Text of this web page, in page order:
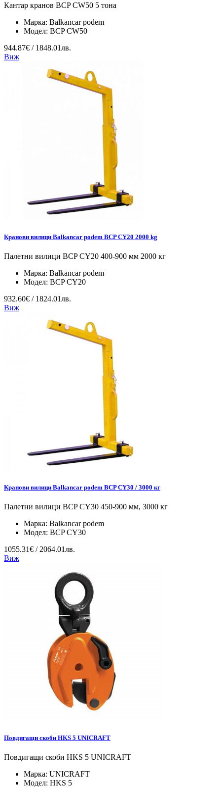
Кантар кранов BCP CW50 5 тона
Марка: Balkancar podem
Модел: BCP CW50
944.87€ / 1848.01лв.
Виж
Кранови вилици Balkancar podem BCP CY20 2000 kg
Палетни вилици BCP CY20 400-900 мм 2000 кг
Марка: Balkancar podem
Модел: BCP CY20
932.60€ / 1824.01лв.
Виж
Кранови вилици Balkancar podem BCP CY30 / 3000 кг
Палетни вилици BCP CY30 450-900 мм, 3000 кг
Марка: Balkancar podem
Модел: BCP CY30
1055.31€ / 2064.01лв.
Виж
Повдигащи скоби HKS 5 UNICRAFT
Повдигащи скоби HKS 5 UNICRAFT
Марка: UNICRAFT
Модел: HKS 5